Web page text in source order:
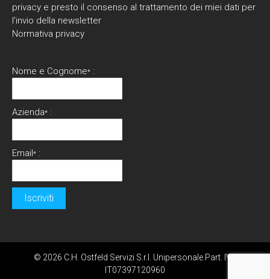
privacy e presto il consenso al trattamento dei miei dati per
l'invio della newsletter
Normativa privacy
Nome e Cognome* :
Azienda* :
Email* :
© 2026 C.H. Ostfeld Servizi S.r.l. Unipersonale Part. IVA
IT07397120960